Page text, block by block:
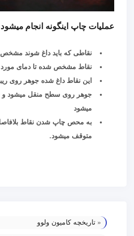
عملیات چاپ اینگونه انجام
نقاطی که باید داغ شوند مشخص
نقاط مشخص شده تا دمای مورد
این نقاط داغ شده جوهر روی
جوهر روی سطح منقل میشود و
میشود
به محص چاپ شدن نقاط
متوقف میشود.
« تاریخچه کامیون ولوو